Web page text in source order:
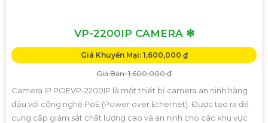
VP-2200IP CAMERA ❇
Giá Khuyến Mại: 1,600,000 ₫
Giá Bán: 1,600,000 ₫
Camera IP POEVP-2200IP là một thiết bị camera an ninh hàng
đầu với công nghệ PoE (Power over Ethernet). Được tạo ra để
cung cấp giám sát chất lượng cao và an ninh cho các khu vực